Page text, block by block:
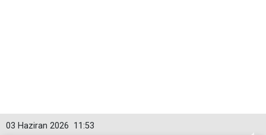
11:53
03 Haziran 2026